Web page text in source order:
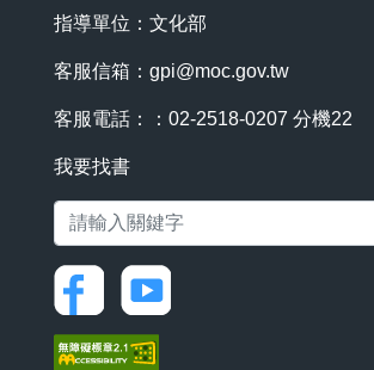
指導單位：文化部
客服信箱： gpi@moc.gov.tw
客服電話：：02-2518-0207 分機22
我要找書